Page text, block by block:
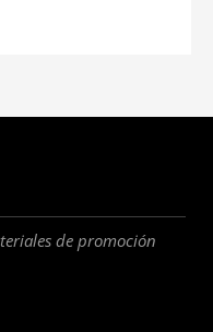
de promoción